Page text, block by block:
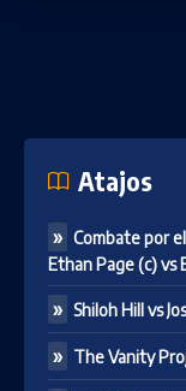
Atajos
Combate por
Ethan Page (c) vs
Shiloh Hill vs
The Vanity